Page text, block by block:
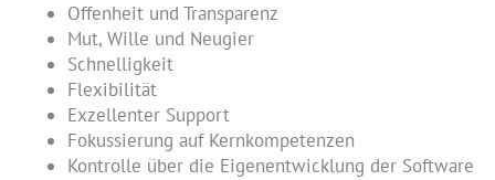
Offenheit und Transparenz
Mut, Wille und Neugier
Schnelligkeit
Flexibilität
Exzellenter Support
Fokussierung auf Kernkompetenzen
Kontrolle über die Eigenentwicklung der Software